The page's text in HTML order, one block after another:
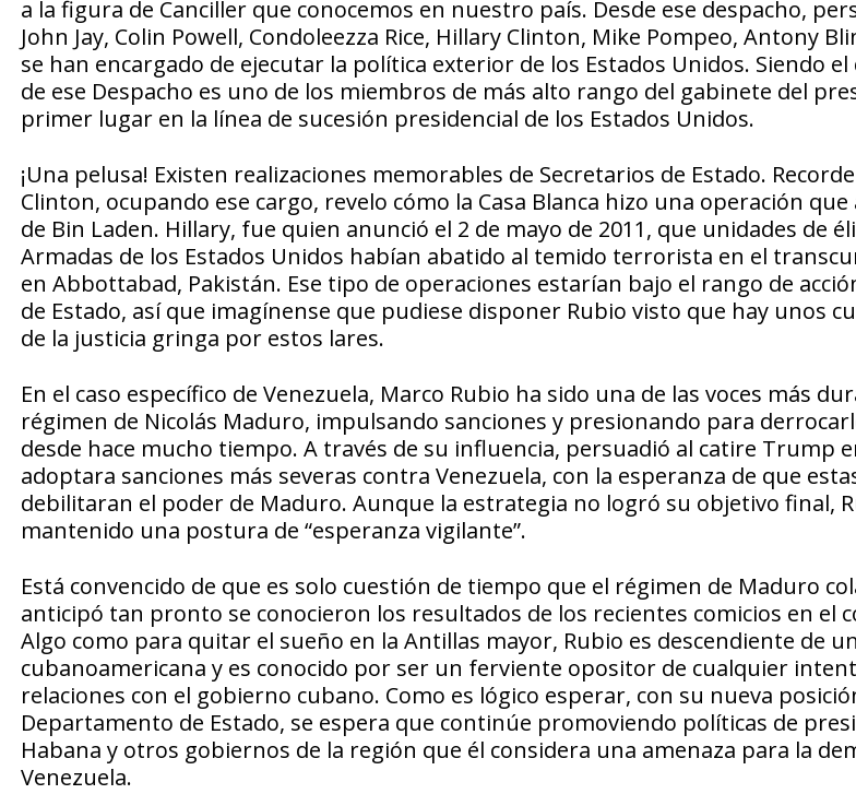
a la figura de Canciller que conocemos en nuestro país. Desde ese despacho,
John Jay, Colin Powell, Condoleezza Rice, Hillary Clinton, Mike Pompeo, Antony
se han encargado de ejecutar la política exterior de los Estados Unidos. Siendo
de ese Despacho es uno de los miembros de más alto rango del gabinete del
primer lugar en la línea de sucesión presidencial de los Estados Unidos.
¡Una pelusa! Existen realizaciones memorables de Secretarios de Estado.
Clinton, ocupando ese cargo, revelo cómo la Casa Blanca hizo una operación que
de Bin Laden. Hillary, fue quien anunció el 2 de mayo de 2011, que unidades de
Armadas de los Estados Unidos habían abatido al temido terrorista en el
en Abbottabad, Pakistán. Ese tipo de operaciones estarían bajo el rango de
de Estado, así que imagínense que pudiese disponer Rubio visto que hay unos
de la justicia gringa por estos lares.
En el caso específico de Venezuela, Marco Rubio ha sido una de las voces más
régimen de Nicolás Maduro, impulsando sanciones y presionando para
desde hace mucho tiempo. A través de su influencia, persuadió al catire Trump
adoptara sanciones más severas contra Venezuela, con la esperanza de que
debilitaran el poder de Maduro. Aunque la estrategia no logró su objetivo final,
mantenido una postura de “esperanza vigilante”.
Está convencido de que es solo cuestión de tiempo que el régimen de Maduro
anticipó tan pronto se conocieron los resultados de los recientes comicios en el
Algo como para quitar el sueño en la Antillas mayor, Rubio es descendiente de
cubanoamericana y es conocido por ser un ferviente opositor de cualquier
relaciones con el gobierno cubano. Como es lógico esperar, con su nueva
Departamento de Estado, se espera que continúe promoviendo políticas de
Habana y otros gobiernos de la región que él considera una amenaza para la
Venezuela.